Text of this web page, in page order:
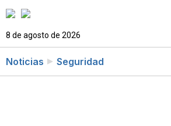
8 de agosto de 2026
Noticias Seguridad